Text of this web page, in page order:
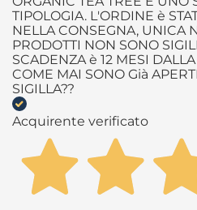
TIPOLOGIA. L'ORDINE è
NELLA CONSEGNA, UNICA
PRODOTTI NON SONO
SCADENZA è 12 MESI
COME MAI SONO Già
SIGILLA??
Acquirente verificato